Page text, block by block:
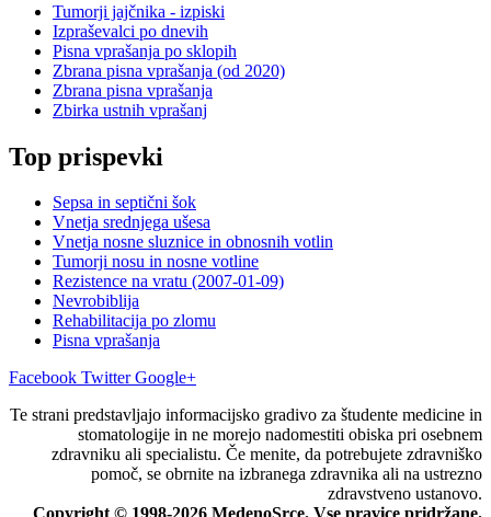
Tumorji jajčnika - izpiski
Izpraševalci po dnevih
Pisna vprašanja po sklopih
Zbrana pisna vprašanja (od 2020)
Zbrana pisna vprašanja
Zbirka ustnih vprašanj
Top prispevki
Sepsa in septični šok
Vnetja srednjega ušesa
Vnetja nosne sluznice in obnosnih votlin
Tumorji nosu in nosne votline
Rezistence na vratu (2007-01-09)
Nevrobiblija
Rehabilitacija po zlomu
Pisna vprašanja
Facebook Twitter Google+
Te strani predstavljajo informacijsko gradivo za študente medicine in
stomatologije in ne morejo nadomestiti obiska pri osebnem
zdravniku ali specialistu. Če menite, da potrebujete zdravniško
pomoč, se obrnite na izbranega zdravnika ali na ustrezno
zdravstveno ustanovo.